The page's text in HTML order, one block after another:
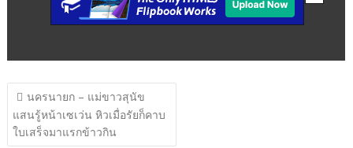
แนะแนว
เรื่อง
นครนายก – แม่ขาวสุนัข
แสนรู้หน้าเซเว่น หิวเมื่อรัยก็คาบ
ใบเสร็จมาแรกข้าวกิน